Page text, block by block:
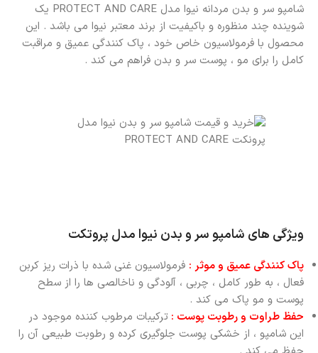
شامپو سر و بدن مردانه نیوا مدل PROTECT AND CARE یک
شوینده چند منظوره و باکیفیت از برند معتبر نیوا می باشد . این
محصول با فرمولاسیون خاص خود ، پاک کنندگی عمیق و مراقبت
کامل را برای مو ، پوست سر و بدن فراهم می کند .
ویژگی های شامپو سر و بدن نیوا مدل پروتکت
پاک کنندگی عمیق و موثر : فرمولاسیون غنی شده با ذرات ریز کربن
فعال ، به طور کامل ، چربی ، آلودگی و ناخالصی ها را از سطح
پوست و مو پاک می کند .
حفظ طراوت و رطوبت پوست : ترکیبات مرطوب کننده موجود در
این شامپو ، از خشکی پوست جلوگیری کرده و رطوبت طبیعی آن را